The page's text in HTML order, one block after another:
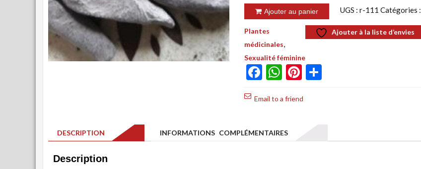
quantité
Remède
111
:
Soigner
fibromes
Ovule
Ajouter au panier
Ajouter à la liste d’envies
UGS :r-111 Catégories :
Plantes
médicinales,
Sexualité féminine
Facebook
WhatsApp
Pinterest
Email to a friend
DESCRIPTION INFORMATIONS COMPLÉMENTAIRES
Description